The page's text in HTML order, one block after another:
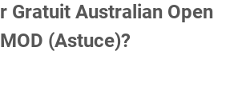
Gratuit Australian Open
(Astuce)?